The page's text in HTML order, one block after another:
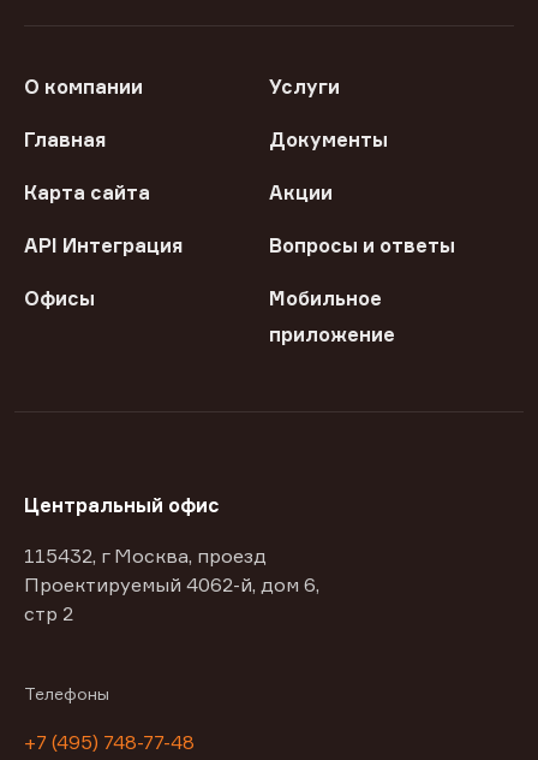
О компании Услуги
Главная Документы
Карта сайта Акции
API Интеграция Вопросы и ответы
Офисы
Мобильное
приложение
Центральный офис
115432, г Москва, проезд
Проектируемый 4062-й, дом 6,
стр 2
Телефоны
+7 (495) 748-77-48